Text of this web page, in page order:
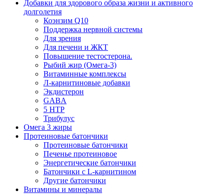
Добавки для здорового образа жизни и активного
долголетия
Коэнзим Q10
Поддержка нервной системы
Для зрения
Для печени и ЖКТ
Повышение тестостерона.
Рыбий жир (Омега-3)
Витаминные комплексы
Л-карнитиновые добавки
Экдистерон
GABA
5 HTP
Трибулус
Омега 3 жиры
Протеиновые батончики
Протеиновые батончики
Печенье протеиновое
Энергетические батончики
Батончики с L-карнитином
Другие батончики
Витамины и минералы